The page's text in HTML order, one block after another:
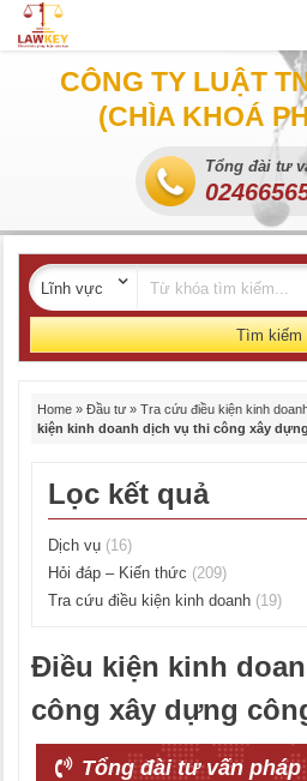
CÔNG TY LUẬT
(CHÌA KHOÁ
Tổng đài tư
Tìm kiếm
Home » Đầu tư » Tra cứu điều kiện kinh
kiện kinh doanh dịch vụ thi công xây
Lọc kết quả
Dịch vụ (16)
Hỏi đáp – Kiến thức (209)
Tra cứu điều kiện kinh doanh (19)
Điều kiện kinh
công xây dựng
Tổng đài tư vấn pháp